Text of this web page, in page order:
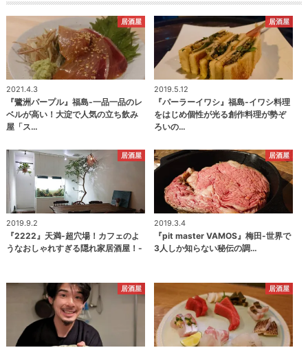
居酒屋
2021.4.3
『鷺洲パープル』福島-一品一品のレ
ベルが高い！大淀で人気の立ち飲み
屋「ス…
居酒屋
2019.5.12
『パーラーイワシ』福島-イワシ料理
をはじめ個性が光る創作料理が勢ぞ
ろいの…
居酒屋
2019.9.2
『2222』天満-超穴場！カフェのよ
うなおしゃれすぎる隠れ家居酒屋！-
居酒屋
2019.3.4
『pit master VAMOS』梅田-世界で
3人しか知らない秘伝の調…
居酒屋 居酒屋